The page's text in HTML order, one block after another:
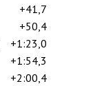
+41,7
+50,4
+1:23,0
+1:54,3
+2:00,4